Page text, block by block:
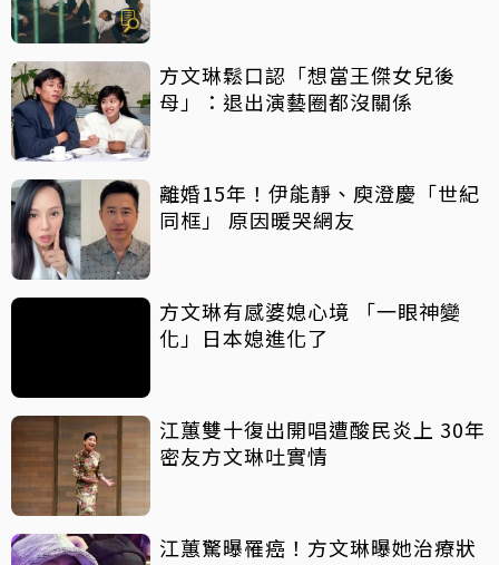
方文琳鬆口認「想當王傑女兒後
母」：退出演藝圈都沒關係
離婚15年！伊能靜、庾澄慶「世紀
同框」 原因暖哭網友
方文琳有感婆媳心境 「一眼神變
化」日本媳進化了
江蕙雙十復出開唱遭酸民炎上 30年
密友方文琳吐實情
江蕙驚曝罹癌！方文琳曝她治療狀